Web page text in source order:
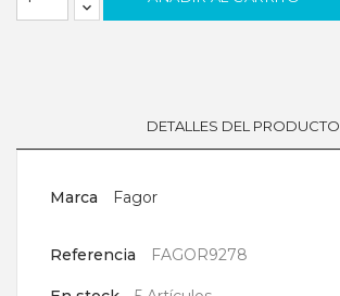
DETALLES DEL PRODUCTO
Marca Fagor
Referencia FAGOR9278